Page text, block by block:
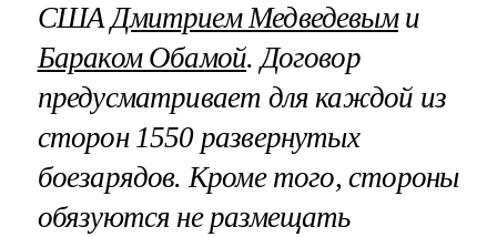
СШАДмитрием Медведевыми
Бараком Обамой. Договор
предусматривает для каждой из
сторон 1550 развернутых
боезарядов. Кроме того, стороны
обязуются не размещать